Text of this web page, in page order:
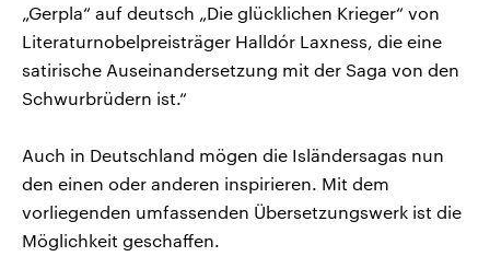
„Gerpla“ auf deutsch „Die glücklichen Krieger“ von
Literaturnobelpreisträger Halldór Laxness, die eine
satirische Auseinandersetzung mit der Saga von den
Schwurbrüdern ist.“
Auch in Deutschland mögen die Isländersagas nun
den einen oder anderen inspirieren. Mit dem
vorliegenden umfassenden Übersetzungswerk ist die
Möglichkeit geschaffen.